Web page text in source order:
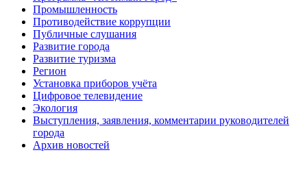
Промышленность
Противодействие коррупции
Публичные слушания
Развитие города
Развитие туризма
Регион
Установка приборов учёта
Цифровое телевидение
Экология
Выступления, заявления, комментарии руководителей
города
Архив новостей